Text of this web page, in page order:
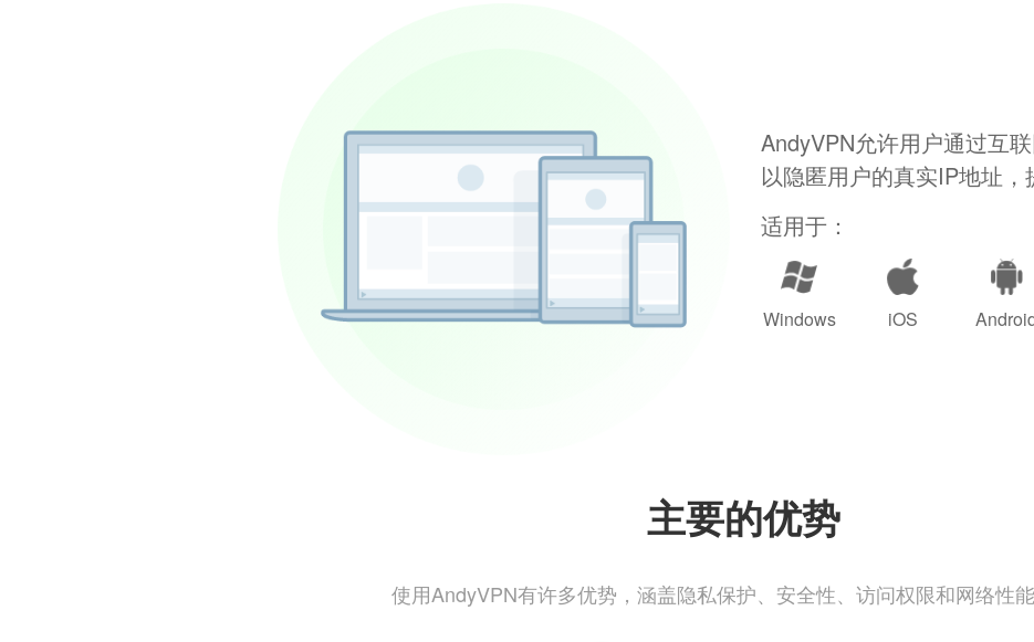
AndyVPN允许用户通过互
以隐匿用户的真实IP地址，
适用于：
Windows iOS
主要的优势
使用AndyVPN有许多优势，涵盖隐私保护、安全性、访问权限和网络性